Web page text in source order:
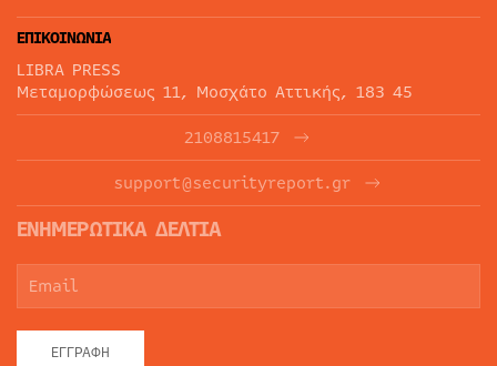
ΕΠΙΚΟΙΝΩΝΙΑ
LIBRA PRESS
Μεταμορφώσεως 11, Μοσχάτο Αττικής, 183 45
2108815417
support@securityreport.gr
ΕΝΗΜΕΡΩΤΙΚΑ ΔΕΛΤΙΑ
ΕΓΓΡΑΦΉ